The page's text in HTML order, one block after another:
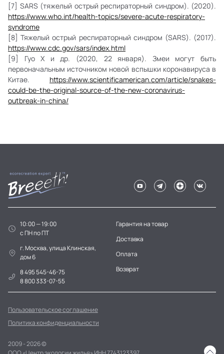
[7] SARS (тяжелый острый респираторный синдром). (2020).
https://www.who.int/health-topics/severe-acute-respiratory-
syndrome
[8] Тяжелый острый респираторный синдром (SARS). (2017).
https://www.cdc.gov/sars/index.html
[9] Гуо Х и др. (2020, 22 января). Змеи могут быть
первоначальным источником новой вспышки коронавируса в
Китае. https://www.scientificamerican.com/article/snakes-
could-be-the-original-source-of-the-new-coronavirus-
outbreak-in-china/
10:00 — 19:00
c ПН по ПТ
г. Москва, улица Клинская,
дом 6
8 495 545-46-75
8 800 333-07-55
Гарантия на товар
Доставка
Оплата
Возврат
Пользовательское соглашение
Политика конфиденциальности
2009 - 2026 ©